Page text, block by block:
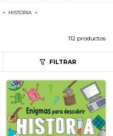
> HISTORIA >
112 productos
FILTRAR